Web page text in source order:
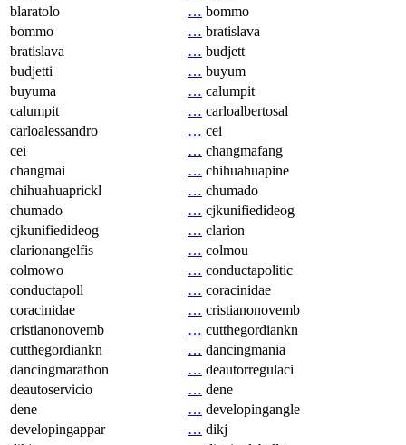
blaratolo
… bommo
bommo
… bratislava
bratislava
… budjett
budjetti
… buyum
buyuma
… calumpit
calumpit
… carloalbertosal
carloalessandro
… cei
cei
… changmafang
changmai
… chihuahuapine
chihuahuaprickl
… chumado
chumado
… cjkunifiedideog
cjkunifiedideog
… clarion
clarionangelfis
… colmou
colmowo
… conductapolitic
conductapoll
… coracinidae
coracinidae
… cristianonovemb
cristianonovemb
… cutthegordiankn
cutthegordiankn
… dancingmania
dancingmarathon
… deautorregulaci
deautoservicio
… dene
dene
… developingangle
developingappar
… dikj